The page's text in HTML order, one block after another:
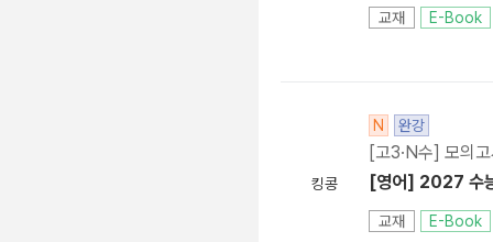
교재 E-Book
킹콩
N 완강
[고3·N수] 모의
[영어] 2027 수
교재 E-Book